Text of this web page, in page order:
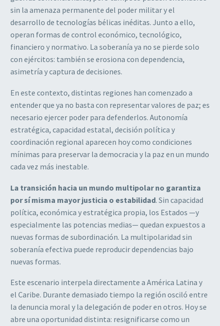
sin la amenaza permanente del poder militar y el
desarrollo de tecnologías bélicas inéditas. Junto a ello,
operan formas de control económico, tecnológico,
financiero y normativo. La soberanía ya no se pierde solo
con ejércitos: también se erosiona con dependencia,
asimetría y captura de decisiones.
En este contexto, distintas regiones han comenzado a
entender que ya no basta con representar valores de paz; es
necesario ejercer poder para defenderlos. Autonomía
estratégica, capacidad estatal, decisión política y
coordinación regional aparecen hoy como condiciones
mínimas para preservar la democracia y la paz en un mundo
cada vez más inestable.
La transición hacia un mundo multipolar no garantiza
por sí misma mayor justicia o estabilidad. Sin capacidad
política, económica y estratégica propia, los Estados —y
especialmente las potencias medias— quedan expuestos a
nuevas formas de subordinación. La multipolaridad sin
soberanía efectiva puede reproducir dependencias bajo
nuevas formas.
Este escenario interpela directamente a América Latina y
el Caribe. Durante demasiado tiempo la región osciló entre
la denuncia moral y la delegación de poder en otros. Hoy se
abre una oportunidad distinta: resignificarse como un